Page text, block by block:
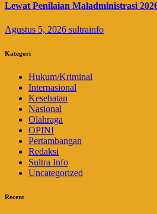
Lewat Penilaian Maladministrasi
Agustus 5, 2026 sultrainfo
Kategori
Hukum/Kriminal
Internasional
Kesehatan
Nasional
Olahraga
OPINI
Pertambangan
Redaksi
Sultra Info
Uncategorized
Recent